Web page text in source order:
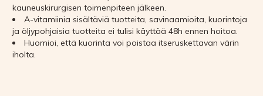
kauneuskirurgisen toimenpiteen jälkeen.
A-vitamiinia sisältäviä tuotteita, savinaamioita, kuorintoja
ja öljypohjaisia tuotteita ei tulisi käyttää 48h ennen hoitoa.
Huomioi, että kuorinta voi poistaa itseruskettavan värin
iholta.